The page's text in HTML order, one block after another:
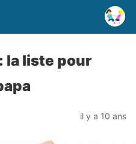
la liste pour
il y a 10 ans